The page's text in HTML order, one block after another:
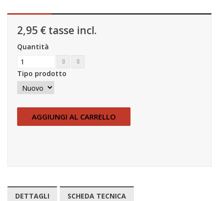
2,95 € tasse incl.
Quantità
Tipo prodotto
AGGIUNGI AL CARRELLO
DETTAGLI SCHEDA TECNICA